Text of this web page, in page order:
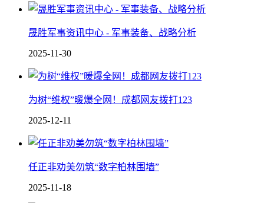
晟胜军事资讯中心 - 军事装备、战略分析
2025-11-30
为树“维权”暖爆全网！成都网友拨打123
2025-12-11
任正非劝美勿筑“数字柏林围墙”
2025-11-18